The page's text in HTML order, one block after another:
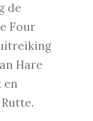
de
Four
Hare
en